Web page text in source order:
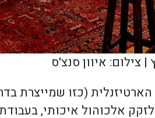
צילום: איוון סנצ'ס
(כזו שמייצרת
הוקמה ב-2008 במטרה לזקק אלכוהול